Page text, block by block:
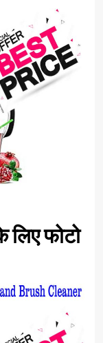
फोटो